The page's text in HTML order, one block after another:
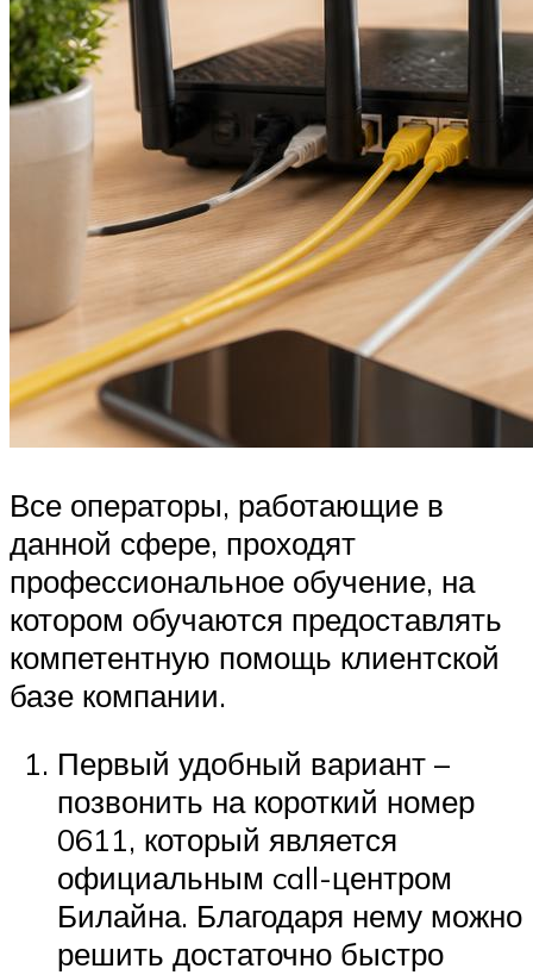
Все операторы, работающие в
данной сфере, проходят
профессиональное обучение, на
котором обучаются предоставлять
компетентную помощь клиентской
базе компании.
Первый удобный вариант –
позвонить на короткий номер
0611, который является
официальным call-центром
Билайна. Благодаря нему можно
решить достаточно быстро